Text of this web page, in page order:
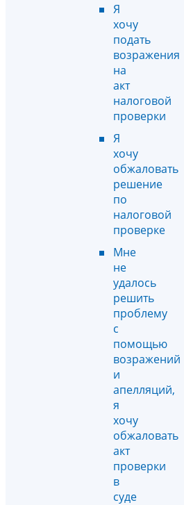
Я
хочу
подать
возражения
на
акт
налоговой
проверки
Я
хочу
обжаловать
решение
по
налоговой
проверке
Мне
не
удалось
решить
проблему
с
помощью
возражений
и
апелляций,
я
хочу
обжаловать
акт
проверки
в
суде